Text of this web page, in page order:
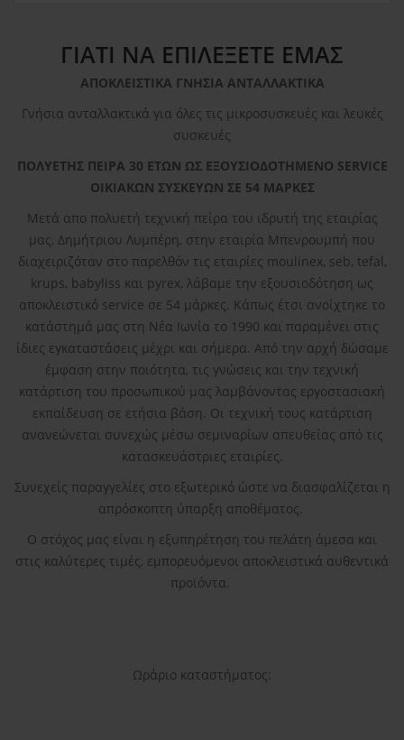
ΓΙΑΤΙ ΝΑ ΕΠΙΛΕΞΕΤΕ ΕΜΑΣ
ΑΠΟΚΛΕΙΣΤΙΚΑ ΓΝΗΣΙΑ ΑΝΤΑΛΛΑΚΤΙΚΑ
Γνήσια ανταλλακτικά για όλες τις μικροσυσκευές και λευκές
συσκευές
ΠΟΛΥΕΤΗΣ ΠΕΙΡΑ 30 ΕΤΩΝ ΩΣ ΕΞΟΥΣΙΟΔΟΤΗΜΕΝΟ SERVICE
ΟΙΚΙΑΚΩΝ ΣΥΣΚΕΥΩΝ ΣΕ 54 ΜΑΡΚΕΣ
Μετά απο πολυετή τεχνική πείρα του ιδρυτή της εταιρίας
μας, Δημήτριου Λυμπέρη, στην εταιρία Μπενρουμπή που
διαχειριζόταν στο παρελθόν τις εταιρίες moulinex, seb, tefal,
krups, babyliss και pyrex, λάβαμε την εξουσιοδότηση ως
αποκλειστικό service σε 54 μάρκες. Κάπως έτσι ανοίχτηκε το
κατάστημά μας στη Νέα Ιωνία το 1990 και παραμένει στις
ίδιες εγκαταστάσεις μέχρι και σήμερα. Από την αρχή δώσαμε
έμφαση στην ποιότητα, τις γνώσεις και την τεχνική
κατάρτιση του προσωπικού μας λαμβάνοντας εργοστασιακή
εκπαίδευση σε ετήσια βάση. Οι τεχνική τους κατάρτιση
ανανεώνεται συνεχώς μέσω σεμιναρίων απευθείας από τις
κατασκευάστριες εταιρίες.
Συνεχείς παραγγελίες στο εξωτερικό ώστε να διασφαλίζεται η
απρόσκοπτη ύπαρξη αποθέματος.
Ο στόχος μας είναι η εξυπηρέτηση του πελάτη άμεσα και
στις καλύτερες τιμές, εμπορευόμενοι αποκλειστικά αυθεντικά
προϊόντα.
Ωράριο καταστήματος: